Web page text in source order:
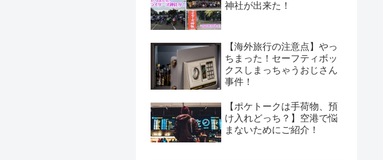
神社が出来た！
【海外旅行の注意点】やっ
ちまった！セーフティボッ
クスしまっちゃうおじさん
事件！
【ポケトークは手荷物、預
け入れどっち？】空港で悩
まないためにご紹介！